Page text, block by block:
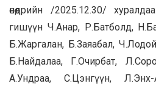
өнөөдрийн /2025.12.30/
гишүүн Ч.Анар, Р.Батболд,
Б.Жаргалан, Б.Заяабал,
Б.Найдалаа, Г.Очирбат,
А.Ундраа, С.Цэнгүүн,